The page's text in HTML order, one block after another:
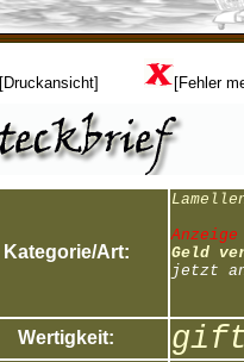
[Druckansicht] [Fehler
Kategorie/Art:
Anzeige
Geld
jetzt
Wertigkeit: